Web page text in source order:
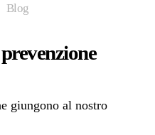
Blog
giungono al nostro